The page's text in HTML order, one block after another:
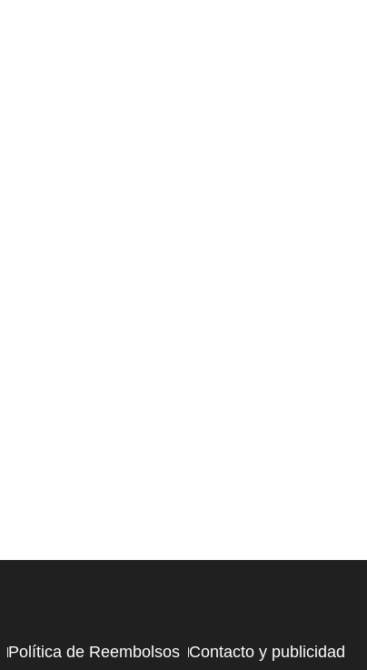
Política de Reembolsos Contacto y publicidad